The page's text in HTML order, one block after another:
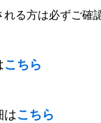
る方は必ずご確
こちら
はこちら